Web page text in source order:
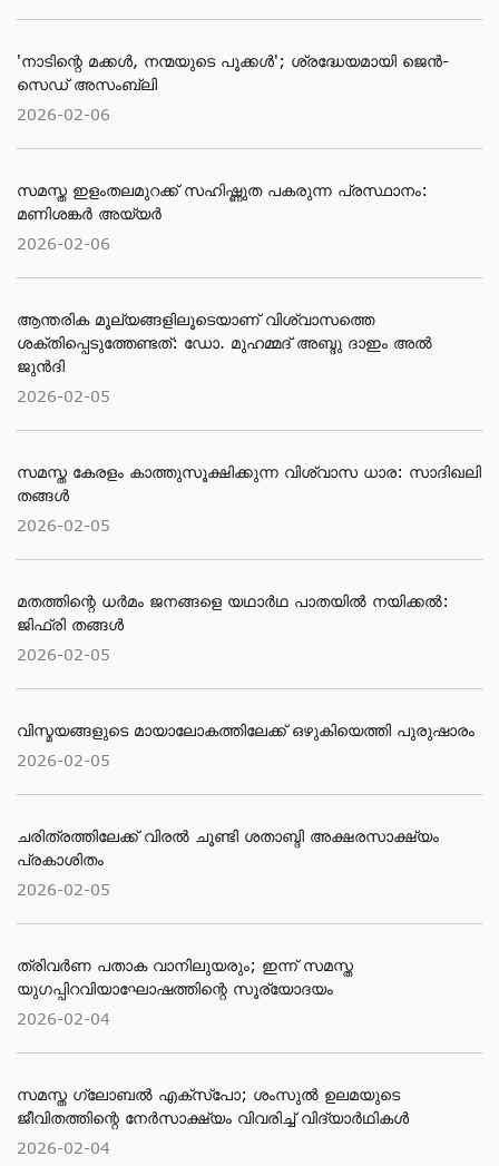
'നാടിന്റെ മക്കള്‍, നന്മയുടെ പൂക്കള്‍'; ശ്രദ്ധേയമായി ജെന്‍-
സെഡ് അസംബ്ലി
2026-02-06
സമസ്ത ഇളംതലമുറക്ക് സഹിഷ്ണുത പകരുന്ന പ്രസ്ഥാനം:
മണിശങ്കർ അയ്യർ
2026-02-06
ആന്തരിക മൂല്യങ്ങളിലൂടെയാണ് വിശ്വാസത്തെ
ശക്തിപ്പെടുത്തേണ്ടത്: ഡോ. മുഹമ്മദ് അബ്ദു ദാഇം അല്‍
ജുന്‍ദി
2026-02-05
സമസ്ത കേരളം കാത്തുസൂക്ഷിക്കുന്ന വിശ്വാസ ധാര: സാദിഖലി
തങ്ങൾ
2026-02-05
മതത്തിന്റെ ധര്‍മം ജനങ്ങളെ യഥാര്‍ഥ പാതയില്‍ നയിക്കല്‍:
ജിഫ്‌രി തങ്ങള്‍
2026-02-05
വിസ്മയങ്ങളുടെ മായാലോകത്തിലേക്ക് ഒഴുകിയെത്തി പുരുഷാരം
2026-02-05
ചരിത്രത്തിലേക്ക് വിരൽ ചൂണ്ടി ശതാബ്ദി അക്ഷരസാക്ഷ്യം
പ്രകാശിതം
2026-02-05
ത്രിവർണ പതാക വാനിലുയരും; ഇന്ന് സമസ്ത
യുഗപ്പിറവിയാഘോഷത്തിന്റെ സൂര്യോദയം
2026-02-04
സമസ്ത ​ഗ്ലോബൽ എക്സ്പോ; ശംസുൽ ഉലമയുടെ
ജീവിതത്തിന്റെ നേർസാക്ഷ്യം വിവരിച്ച് വിദ്യാർഥികൾ
2026-02-04